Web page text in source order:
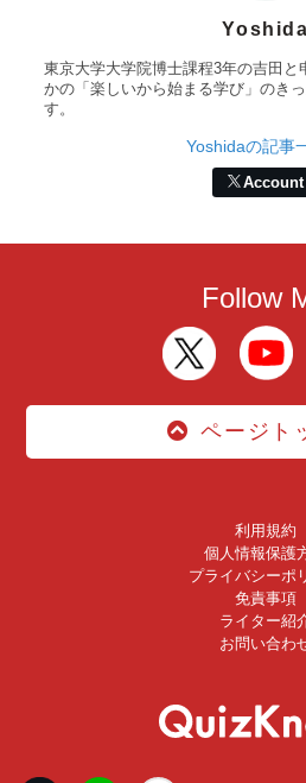
Yoshida
東京大学大学院博士課程3年の吉田
かの「楽しいから始まる学び」のき
す。
Yoshidaの記事
Account
Follow
ページト
利用規約
個人情報保護
プライバシーポ
免責事項
ライター紹
お問い合わ